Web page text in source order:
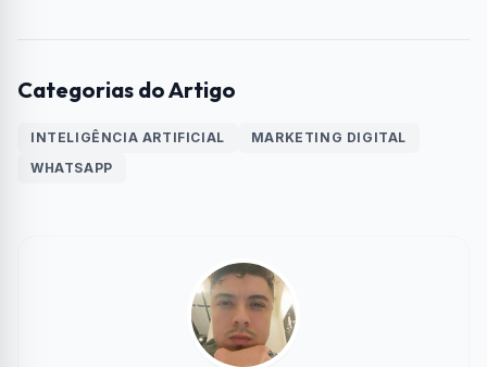
Categorias do Artigo
INTELIGÊNCIA ARTIFICIAL
MARKETING DIGITAL
WHATSAPP